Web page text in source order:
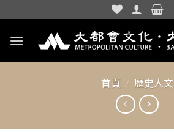
to
content
首頁 / 歷史人文